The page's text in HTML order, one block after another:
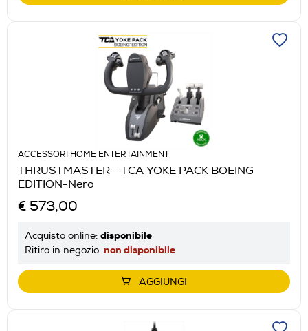
ACCESSORI HOME ENTERTAINMENT
THRUSTMASTER - TCA YOKE PACK BOEING
EDITION-Nero
€ 573,00
Acquisto online: disponibile
Ritiro in negozio: non disponibile
AGGIUNGI